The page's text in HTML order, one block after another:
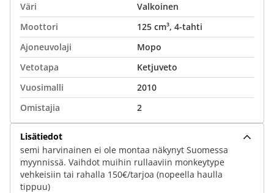
Väri
Valkoinen
Moottori
125 cm³, 4-tahti
Ajoneuvolaji
Mopo
Vetotapa
Ketjuveto
Vuosimalli
2010
Omistajia
2
Lisätiedot
semi harvinainen ei ole montaa näkynyt Suomessa
myynnissä. Vaihdot muihin rullaaviin monkeytype
vehkeisiin tai rahalla 150€/tarjoa (nopeella haulla
tippuu)